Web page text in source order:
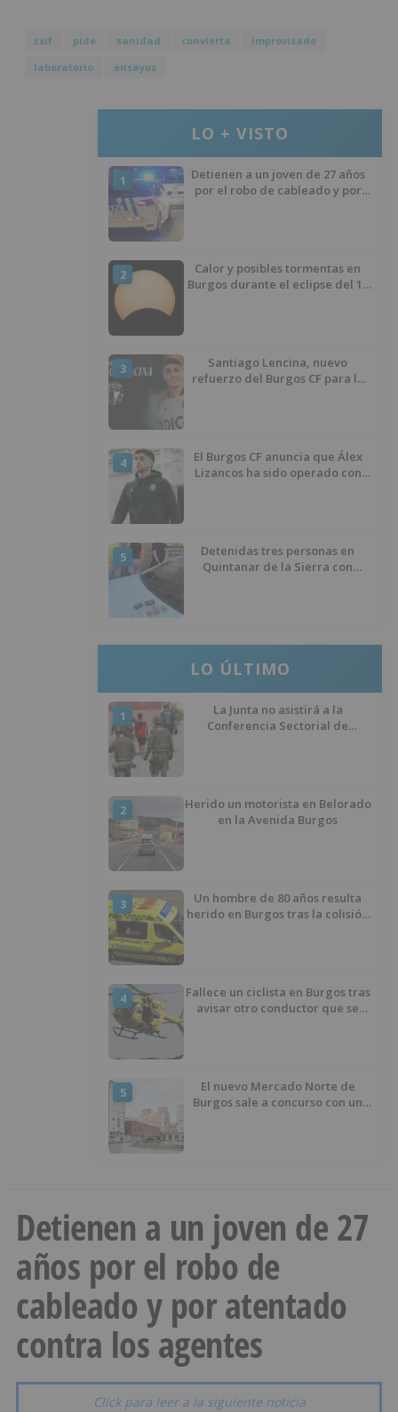
csif pide sanidad convierta
improvisado
laboratorio
ensayos
LO + VISTO
1
Detienen a un joven de 27 años
por el robo de cableado y por
2
Calor y posibles tormentas en
Burgos durante el eclipse del 12
3
Santiago Lencina, nuevo
refuerzo del Burgos CF para la
4
El Burgos CF anuncia que Álex
Lizancos ha sido operado con
5
Detenidas tres personas en
Quintanar de la Sierra con
LO ÚLTIMO
1
La Junta no asistirá a la
Conferencia Sectorial de
2
Herido un motorista en Belorado
en la Avenida Burgos
3
Un hombre de 80 años resulta
herido en Burgos tras la colisión
4
Fallece un ciclista en Burgos tras
avisar otro conductor que se
5
El nuevo Mercado Norte de
Burgos sale a concurso con un
Detienen a un joven de 27
años por el robo de
cableado y por atentado
contra los agentes
Click para leer a la siguiente noticia